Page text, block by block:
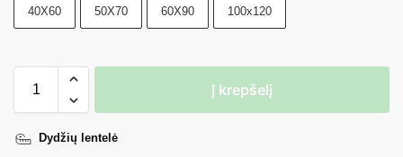
40X60 50X70 60X90 100x120
Į krepšelį
Dydžių lentelė